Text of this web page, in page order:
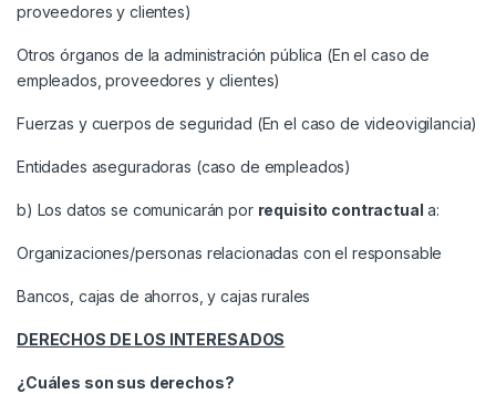
proveedores y clientes)
Otros órganos de la administración pública (En el caso de
empleados, proveedores y clientes)
Fuerzas y cuerpos de seguridad (En el caso de videovigilancia)
Entidades aseguradoras (caso de empleados)
b) Los datos se comunicarán por requisito contractual a:
Organizaciones/personas relacionadas con el responsable
Bancos, cajas de ahorros, y cajas rurales
DERECHOS DE LOS INTERESADOS
¿Cuáles son sus derechos?